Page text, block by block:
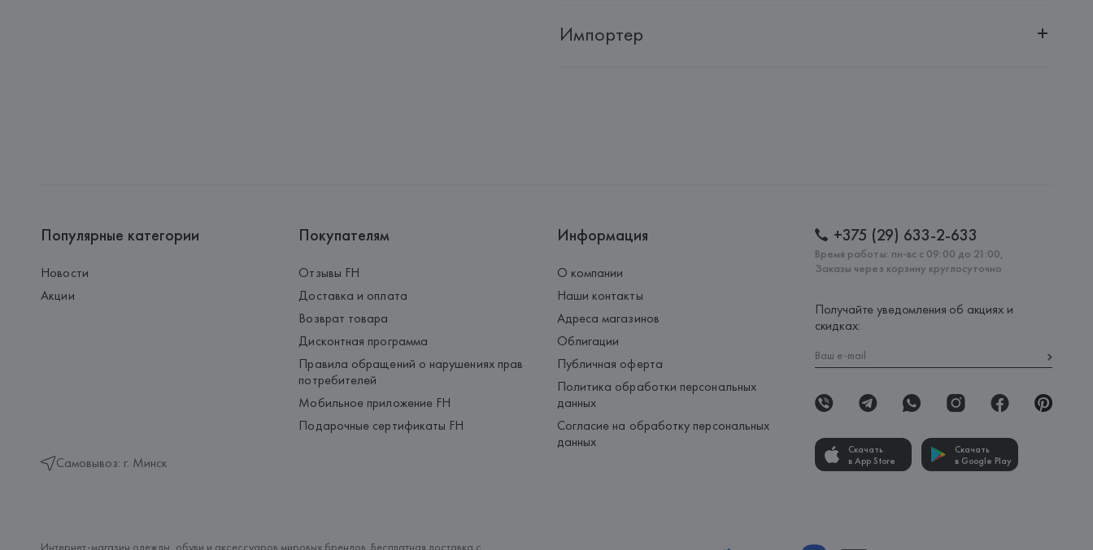
Импортер
Популярные категории
Новости
Акции
Самовывоз: г. Минск
Покупателям
Отзывы FH
Доставка и оплата
Возврат товара
Дисконтная программа
Правила обращений о нарушениях прав
потребителей
Мобильное приложение FH
Подарочные сертификаты FH
Информация
О компании
Наши контакты
Адреса магазинов
Облигации
Публичная оферта
Политика обработки персональных
данных
Согласие на обработку персональных
данных
+375 (29) 633-2-633
Время работы: пн-вс с 09:00 до 21:00,
Заказы через корзину круглосуточно
Получайте уведомления об акциях и
скидках:
Скачать
в App Store
Скачать
в Google Play
Интернет-магазин одежды, обуви и аксессуаров мировых брендов. Бесплатная доставка с